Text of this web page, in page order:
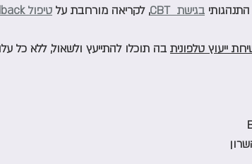
בגישת  CBT , לקריאה מורחבת על טיפול Biofeedback
ייעוץ טלפונית בה תוכלו להתייעץ ולשאול, ללא כל